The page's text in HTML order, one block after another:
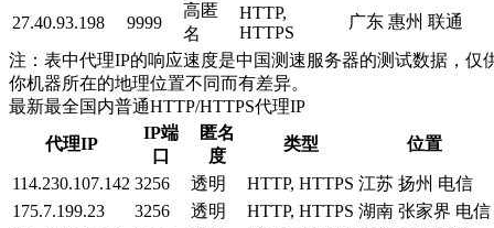
27.40.93.198 9999
高匿
名
HTTP,
HTTPS
广东 惠州 联通
注：表中代理IP的响应速度是中国测速服务器的测试数据，仅
你机器所在的地理位置不同而有差异。
最新最全国内普通HTTP/HTTPS代理IP
代理IP
IP端
口
匿名
度
类型 位置
114.230.107.142 3256 透明 HTTP, HTTPS 江苏 扬州 电信
175.7.199.23
3256 透明 HTTP, HTTPS 湖南 张家界 电信